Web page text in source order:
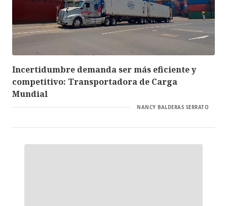
Incertidumbre demanda ser más eficiente y
competitivo: Transportadora de Carga
Mundial
NANCY BALDERAS SERRATO